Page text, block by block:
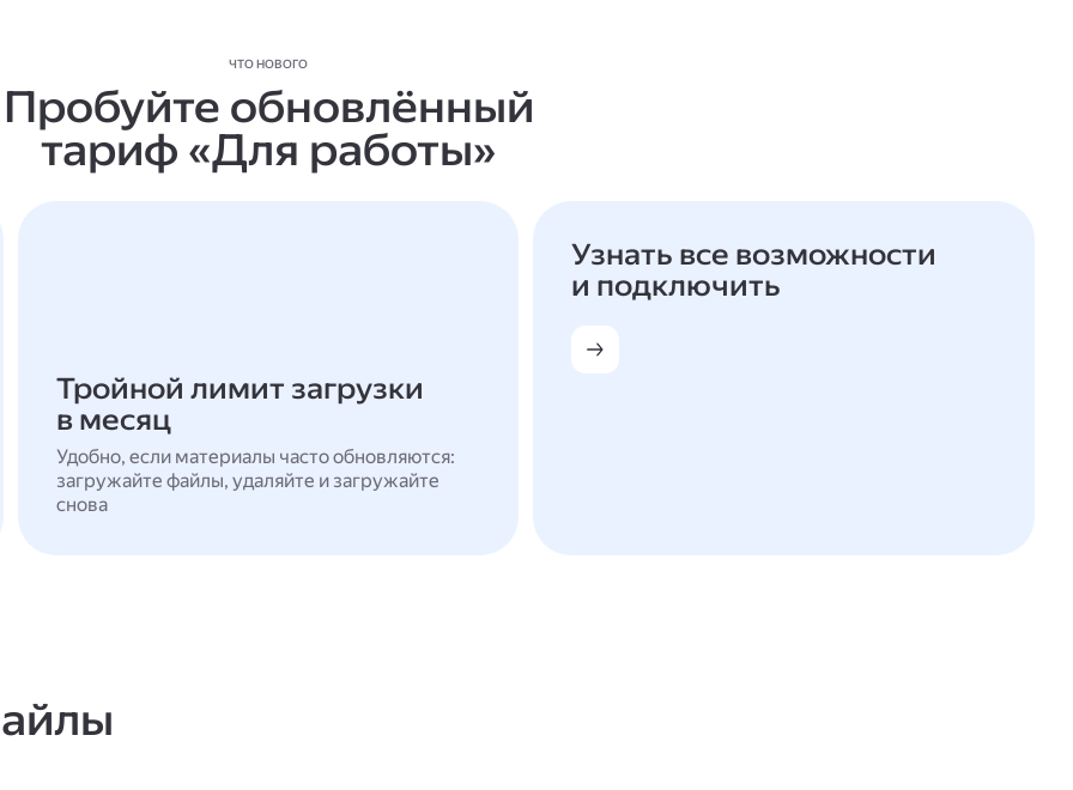
ЧТО НОВОГО
Пробуйте обновлённый
тариф «Для работы»
Тройной лимит загрузки
в месяц
Удобно, если материалы часто обновляются:
загружайте файлы, удаляйте и загружайте
снова
Узнать все возможности
и подключить